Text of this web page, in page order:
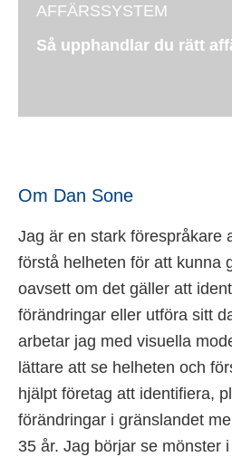
AFFÄRSSYSTEM
Så upphandlar du rätt
Om Dan Sone
Jag är en stark förespråkare
förstå helheten för att kunna
oavsett om det gäller att
förändringar eller utföra sitt
arbetar jag med visuella
lättare att se helheten och
hjälpt företag att identifiera,
förändringar i gränslandet
35 år. Jag börjar se mönster